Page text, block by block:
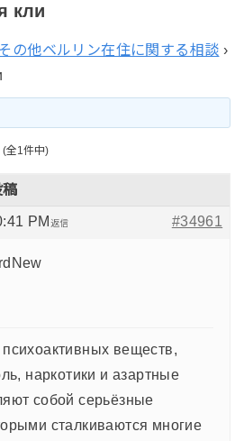
кли
その他ベルリン在住に関する相談 ›
(全1件中)
稿
PM #34961
返信
веществ,
наркотики и азартные
собой серьёзные
сталкиваются многие